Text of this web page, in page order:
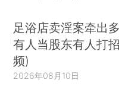
足浴店卖淫案牵出
有人当股东有人打
频)
2026年08月10日